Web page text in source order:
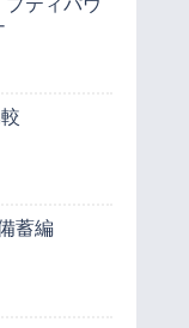
プティパウ
蓄編